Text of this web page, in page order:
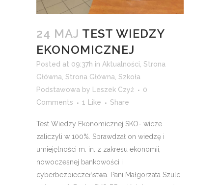
24 MAJ TEST WIEDZY
EKONOMICZNEJ
Posted at 09:37h in Aktualności Strona
Główna Strona Główna Szkoła
Podstawowa by Leszek Czyż
0
Comments
1 Like Share
Test Wiedzy Ekonomicznej SKO- wicze
zaliczyli w 100%. Sprawdzał on wiedzę i
umiejętności m. in. z zakresu ekonomii,
nowoczesnej bankowości i
cyberbezpieczeństwa. Pani Małgorzata Szulc